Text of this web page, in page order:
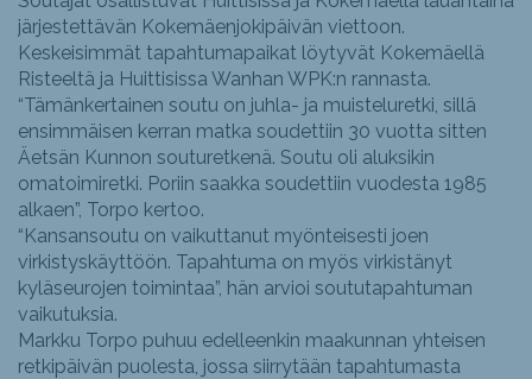
järjestettävän Kokemäenjokipäivän viettoon.
Keskeisimmät tapahtumapaikat löytyvät Kokemäellä
Risteeltä ja Huittisissa Wanhan WPK:n rannasta.
“Tämänkertainen soutu on juhla- ja muisteluretki, sillä
ensimmäisen kerran matka soudettiin 30 vuotta sitten
Äetsän Kunnon souturetkenä. Soutu oli aluksikin
omatoimiretki. Poriin saakka soudettiin vuodesta 1985
alkaen”, Torpo kertoo.
“Kansansoutu on vaikuttanut myönteisesti joen
virkistyskäyttöön. Tapahtuma on myös virkistänyt
kyläseurojen toimintaa”, hän arvioi soututapahtuman
vaikutuksia.
Markku Torpo puhuu edelleenkin maakunnan yhteisen
retkipäivän puolesta, jossa siirrytään tapahtumasta